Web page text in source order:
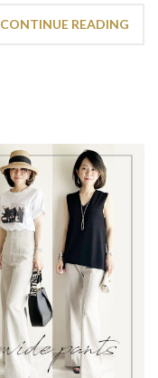
CONTINUE READING